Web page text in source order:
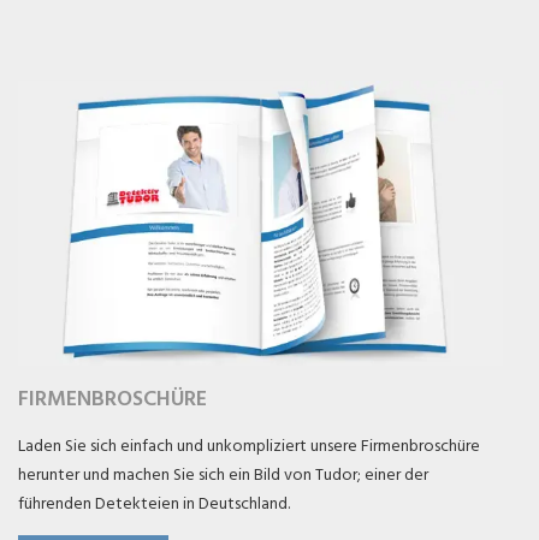
FIRMENBROSCHÜRE
Laden Sie sich einfach und unkompliziert unsere Firmenbroschüre
herunter und machen Sie sich ein Bild von Tudor; einer der
führenden Detekteien in Deutschland.